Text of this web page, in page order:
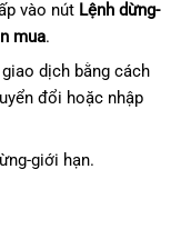
vào nút Lệnh dừng-
mua.
dịch bằng cách
đổi hoặc nhập
giới hạn.